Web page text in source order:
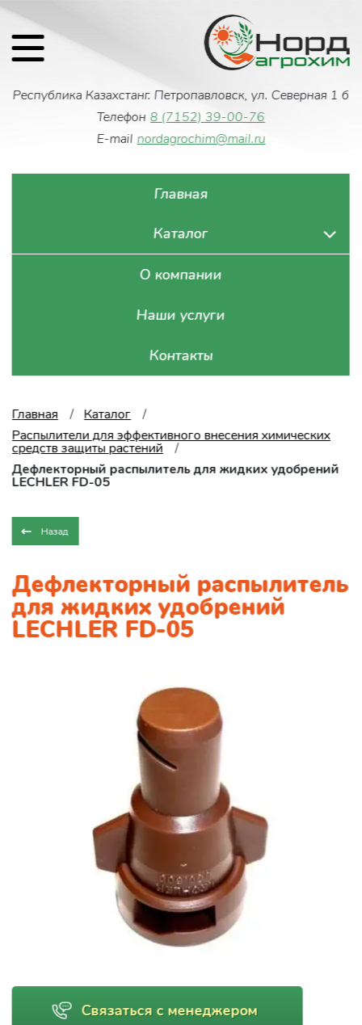
Республика Казахстанг. Петропавловск, ул. Северная 1 б
Телефон 8 (7152) 39-00-76
E-mail nordagrochim@mail.ru
Главная
Каталог
О компании
Наши услуги
Контакты
Главная
Каталог
Распылители для эффективного внесения химических
средств защиты растений
Дефлекторный распылитель для жидких удобрений
LECHLER FD-05
Назад
Дефлекторный распылитель
для жидких удобрений
LECHLER FD-05
Связаться с менеджером